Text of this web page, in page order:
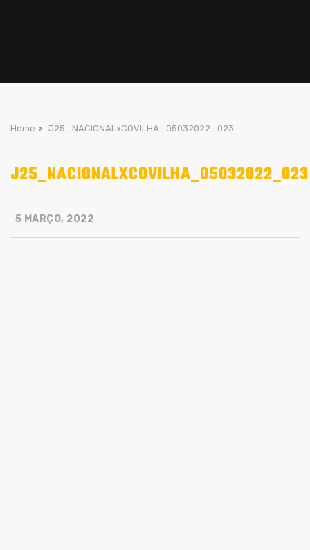
Home > J25_NACIONALxCOVILHA_05032022_023
J25_NACIONALXCOVILHA_05032022_023
5 MARÇO, 2022